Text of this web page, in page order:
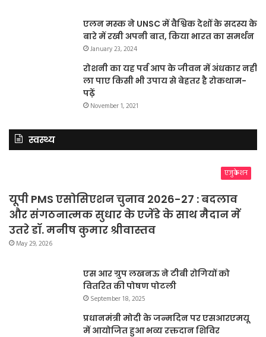
एलन मस्क ने UNSC में वैश्विक देशों के सदस्य के
बारे में रखी अपनी बात, किया भारत का समर्थन
January 23, 2024
रोशनी का यह पर्व आप के जीवन में अंधकार नहीं
ला पाए किसी भी उपाय से बेहतर है रोकथाम-
पढ़ें
November 1, 2021
स्वस्थ्य
एजुकेशन
यूपी PMS एसोसिएशन चुनाव 2026-27 : बदलाव
और संगठनात्मक सुधार के एजेंडे के साथ मैदान में
उतरे डॉ. मनीष कुमार श्रीवास्तव
May 29, 2026
एस आर ग्रुप लखनऊ ने टीबी रोगियों को
वितरित की पोषण पोटली
September 18, 2025
प्रधानमंत्री मोदी के जन्मदिन पर एसआरएमयू
में आयोजित हुआ भव्य रक्तदान शिविर